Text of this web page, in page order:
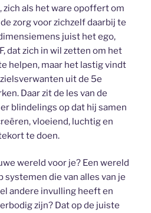
als het ware opoffert om
de zorg voor zichzelf daarbij te
juist het ego,
dat zich in wil zetten om het
helpen, maar het lastig vindt
uit de 5e
Daar zit de les van de
blindelings op dat hij samen
vloeiend, luchtig en
te doen.
wereld voor je? Een wereld
systemen die van alles van je
andere invulling heeft en
zijn? Dat op de juiste